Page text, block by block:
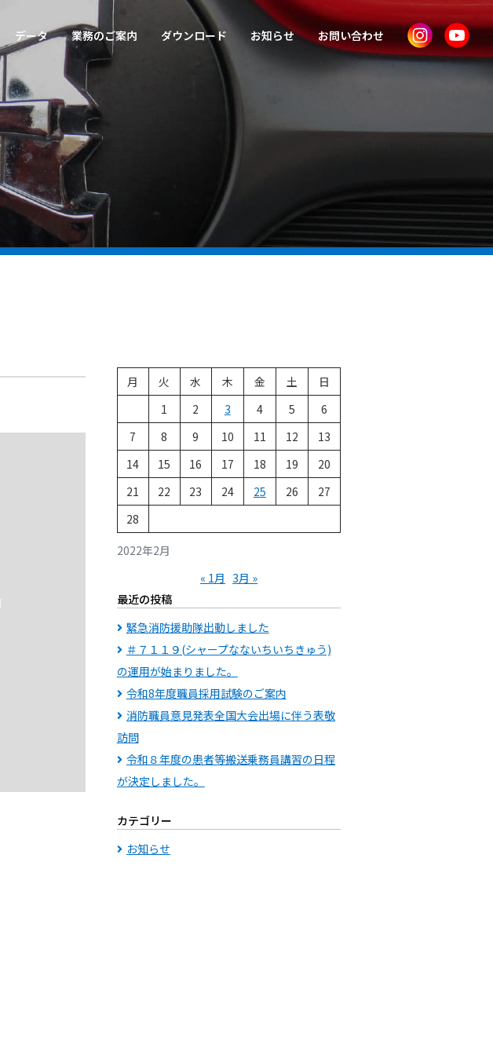
データ 業務のご案内 ダウンロード お知らせ お問い合わせ
2022年2月
月 火 水 木 金 土
日
1
2 3 4 5
6
7
8 9 10 11 12
13
14
15 16 17 18 19
20
21
22 23 24 25 26
27
28
« 1月 3月 »
最近の投稿
緊急消防援助隊出動しました
＃７１１９(シャープなないちいちきゅう)
の運用が始まりました。
令和8年度職員採用試験のご案内
消防職員意見発表全国大会出場に伴う表敬
訪問
令和８年度の患者等搬送乗務員講習の日程
が決定しました。
カテゴリー
お知らせ